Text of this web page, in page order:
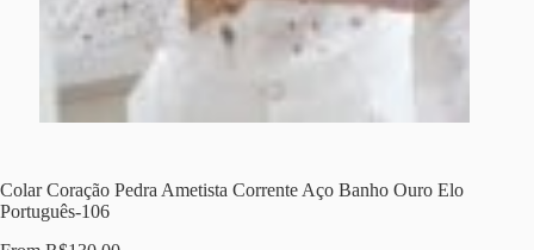
Colar Coração Pedra Ametista Corrente Aço Banho Ouro Elo
Português-106